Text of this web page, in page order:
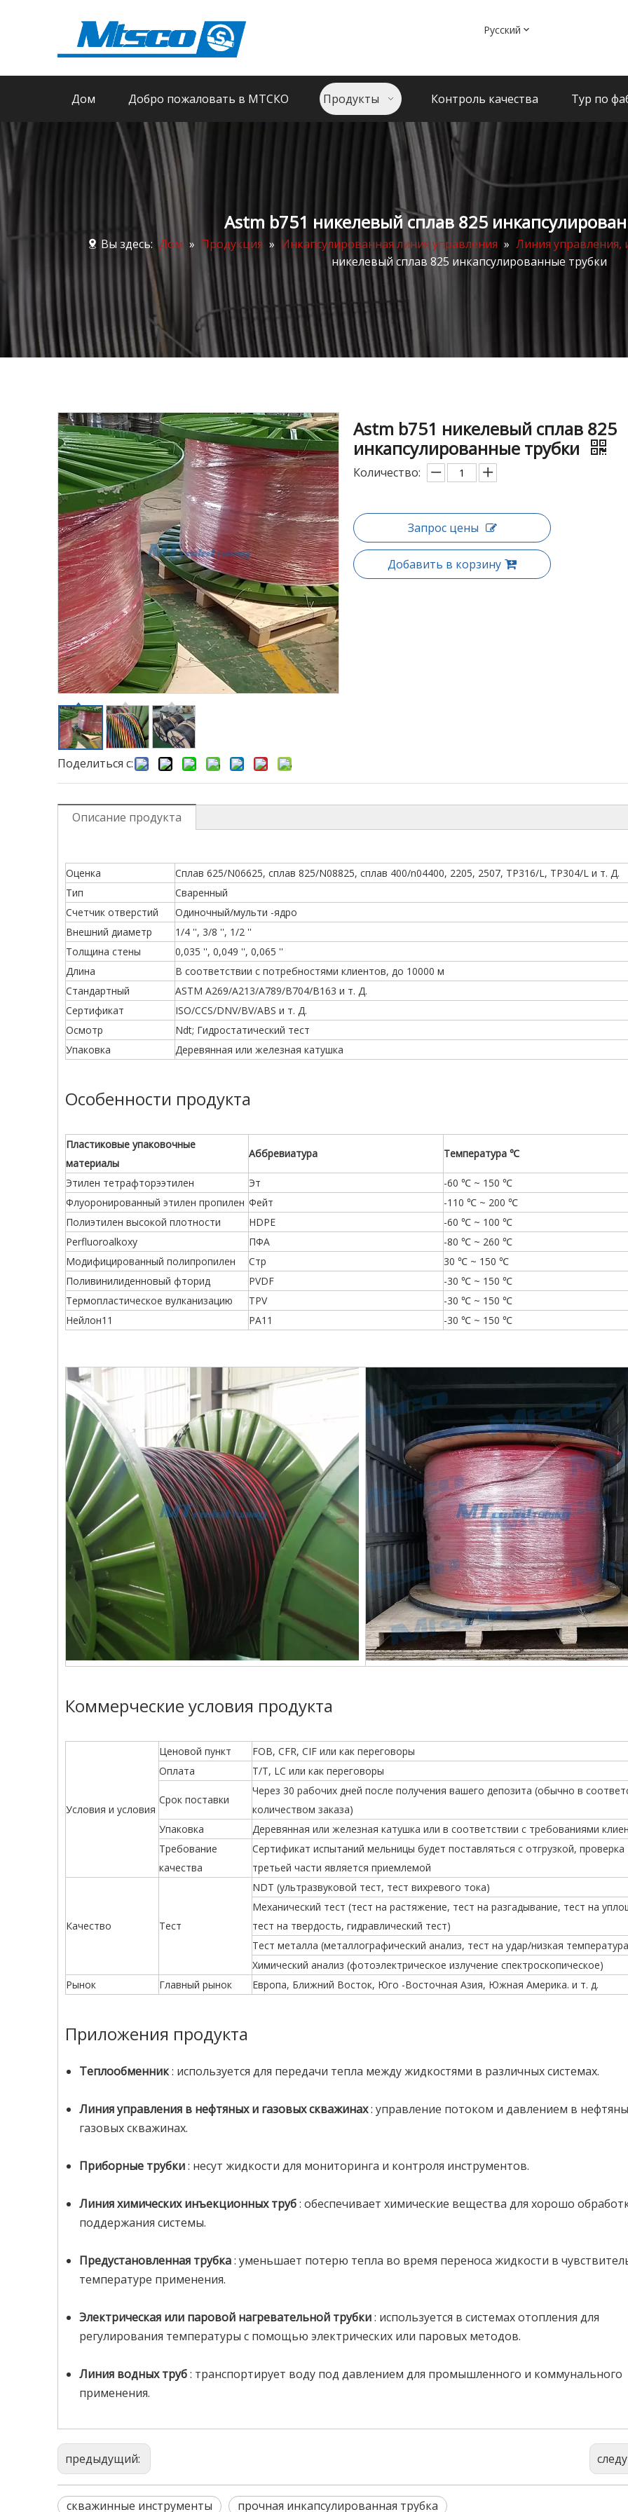
Pусский
Дом Добро пожаловать в МТСКО Продукты Контроль качества Тур по
Astm b751 никелевый сплав 825
Вы здесь: Дом » Продукция » Инкапсулированная линия управления » Линия
никелевый сплав 825 инкапсулированные трубки
Поделиться с:
Astm b751 никелевый сплав 825
инкапсулированные трубки
Количество:
Запрос цены
Добавить в корзину
Описание продукта
Оценка
Сплав 625/N06625, сплав 825/N08825, сплав 400/n04400, 2205, 2507, TP316/L, TP304/L и т. Д.
Тип
Сваренный
Счетчик отверстий
Одиночный/мульти -ядро
Внешний диаметр
1/4 '', 3/8 '', 1/2 ''
Толщина стены
0,035 '', 0,049 '', 0,065 ''
Длина
В соответствии с потребностями клиентов, до 10000 м
Стандартный
ASTM A269/A213/A789/B704/B163 и т. Д.
Сертификат
ISO/CCS/DNV/BV/ABS и т. Д.
Осмотр
Ndt; Гидростатический тест
Упаковка
Деревянная или железная катушка
Особенности продукта
Пластиковые упаковочные
материалы
Аббревиатура Температура ℃
Этилен тетрафторээтилен Эт
-60 ℃ ~ 150 ℃
Флуоронированный этилен пропилен Фейт
-110 ℃ ~ 200 ℃
Полиэтилен высокой плотности
HDPE
-60 ℃ ~ 100 ℃
Perfluoroalkoxy
ПФА
-80 ℃ ~ 260 ℃
Модифицированный полипропилен
Стр
30 ℃ ~ 150 ℃
Поливинилиденновый фторид
PVDF
-30 ℃ ~ 150 ℃
Термопластическое вулканизацию
TPV
-30 ℃ ~ 150 ℃
Нейлон11
PA11 -30 ℃ ~ 150 ℃
Коммерческие условия продукта
Условия и условия
Ценовой пункт
FOB, CFR, CIF или как переговоры
Оплата
T/T, LC или как переговоры
Срок поставки
Через 30 рабочих дней после получения вашего депозита (обычно в
количеством заказа)
Упаковка
Деревянная или железная катушка или в соответствии с требованиями
Требование
качества
Сертификат испытаний мельницы будет поставляться с отгрузкой, проверка
третьей части является приемлемой
Качество Тест
NDT (ультразвуковой тест, тест вихревого тока)
Механический тест (тест на растяжение, тест на разгадывание, тест на
тест на твердость, гидравлический тест)
Тест металла (металлографический анализ, тест на удар/низкая
Химический анализ (фотоэлектрическое излучение спектроскопическое)
Рынок
Главный рынок Европа, Ближний Восток, Юго -Восточная Азия, Южная Америка. и т. д.
Приложения продукта
Теплообменник: используется для передачи тепла между жидкостями в различных системах.
Линия управления в нефтяных и газовых скважинах: управление потоком и давлением в
газовых скважинах.
Приборные трубки: несут жидкости для мониторинга и контроля инструментов.
Линия химических инъекционных труб: обеспечивает химические вещества для хорошо
поддержания системы.
Предустановленная трубка: уменьшает потерю тепла во время переноса жидкости в
температуре применения.
Электрическая или паровой нагревательной трубки: используется в системах отопления для
регулирования температуры с помощью электрических или паровых методов.
Линия водных труб: транспортирует воду под давлением для промышленного и коммунального
применения.
предыдущий:
скважинные инструменты прочная инкапсулированная трубка